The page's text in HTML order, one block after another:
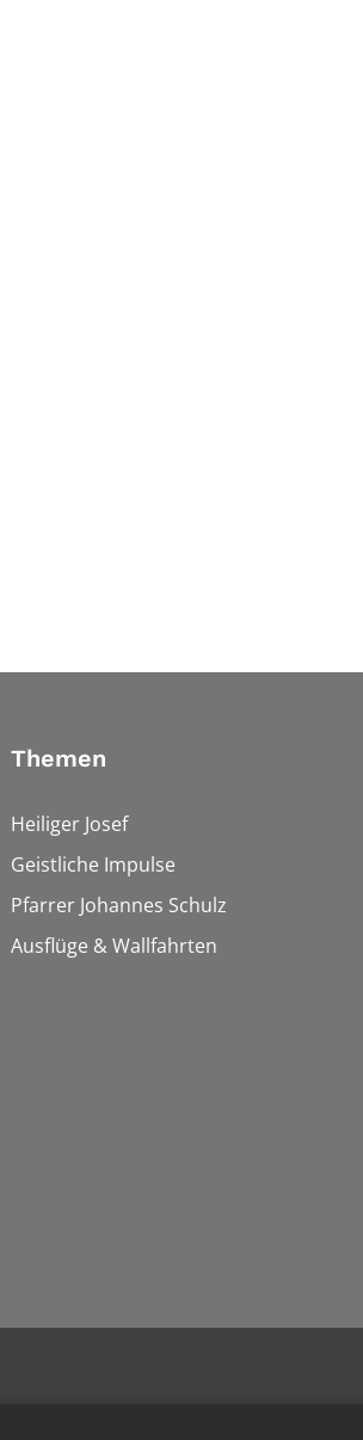
Themen
Heiliger Josef
Geistliche Impulse
Pfarrer Johannes Schulz
Ausflüge & Wallfahrten